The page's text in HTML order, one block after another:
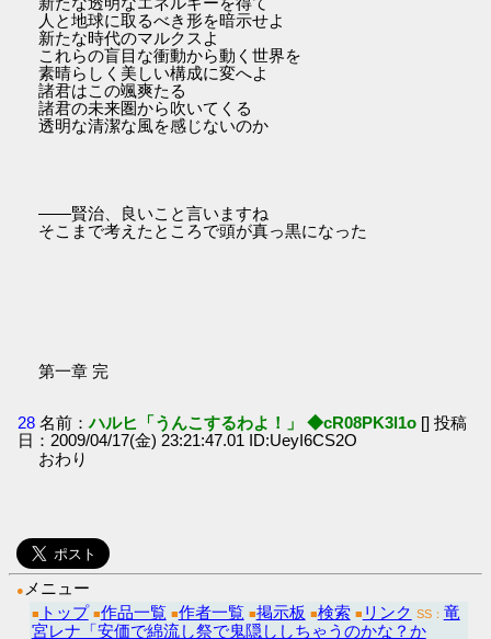
人と地球に取るべき形を暗示せよ
新たな時代のマルクスよ
これらの盲目な衝動から動く世界を
素晴らしく美しい構成に変へよ
諸君はこの颯爽たる
諸君の未来圏から吹いてくる
透明な清潔な風を感じないのか
――賢治、良いこと言いますね
そこまで考えたところで頭が真っ黒になった
第一章 完
28 名前：ハルヒ「うんこするわよ！」 ◆cR08PK3l1o [] 投稿
日：2009/04/17(金) 23:21:47.01 ID:UeyI6CS2O
おわり
● メニュー
■ トップ ■作品一覧 ■作者一覧 ■掲示板 ■検索 ■ リンク SS： 竜
宮レナ「安価で綿流し祭で鬼隠ししちゃうのかな？か